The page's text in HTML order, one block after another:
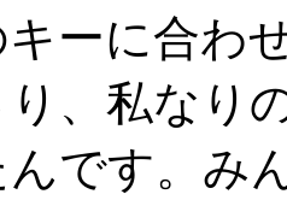
ーに合わ
り、私なり
です。み